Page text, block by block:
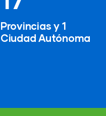
Provincias y 1
Ciudad Autónoma